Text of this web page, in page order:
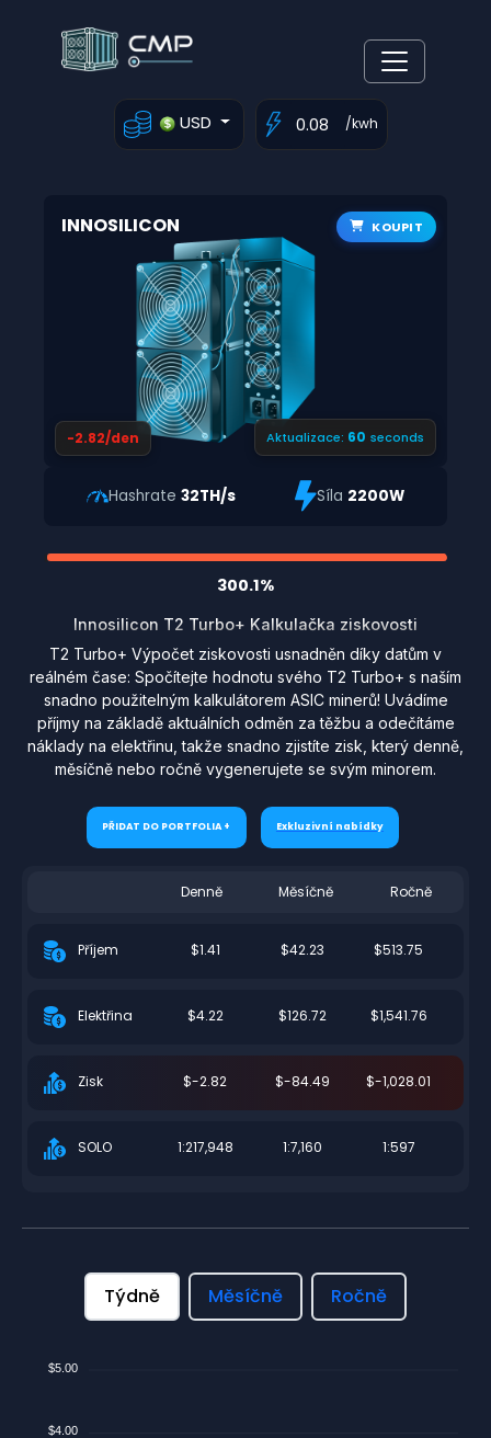
USD /kwh
KOUPIT
-2.82/den
INNOSILICON
Aktualizace: 59 seconds
Hashrate32TH/s Síla 2200W
300.1%
Innosilicon T2 Turbo+ Kalkulačka ziskovosti
T2 Turbo+ Výpočet ziskovosti usnadněn díky datům v
reálném čase: Spočítejte hodnotu svého T2 Turbo+ s naším
snadno použitelným kalkulátorem ASIC minerů! Uvádíme
příjmy na základě aktuálních odměn za těžbu a odečítáme
náklady na elektřinu, takže snadno zjistíte zisk, který denně,
měsíčně nebo ročně vygenerujete se svým minorem.
PŘIDAT DO PORTFOLIA + Exkluzivní nabídky
Denně Měsíčně Ročně
Příjem $1.41 $42.23 $513.75
Elektřina $4.22 $126.72 $1,541.76
Zisk $-2.82 $-84.49 $-1,028.01
SOLO 1:217,948 1:7,160 1:597
Týdně Měsíčně Ročně
$5.00
$4.00